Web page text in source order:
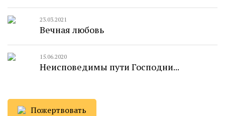
23.03.2021
Вечная любовь
15.06.2020
Неисповедимы пути Господни...
Пожертвовать